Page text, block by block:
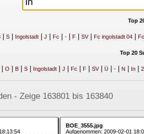
Top
| S| Ingolstadt| J Fc -| F| SV| Fc ingolstadt 04|
Top 20
O B| S| Ingolstadt| J Fc F| SV| Ü| -| N In| 2
- Zeige 163801 bis 163840
BOE_3555.jpg
Aufgenommen: 2009-02-01